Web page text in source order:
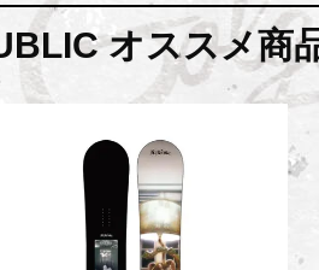
オススメ商